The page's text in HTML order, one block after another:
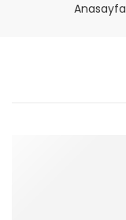
Anasayfa